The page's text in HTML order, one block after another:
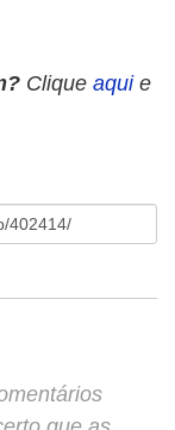
Clique aqui e